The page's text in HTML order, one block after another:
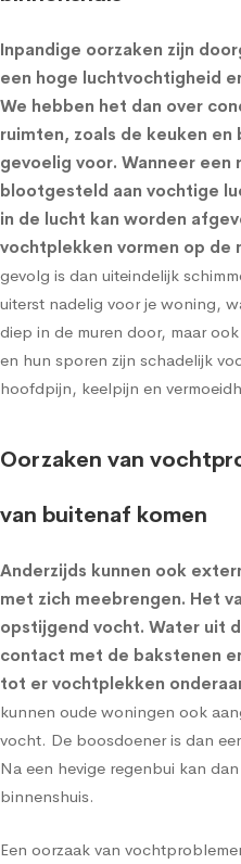
Inpandige oorzaken zijn
een hoge luchtvochtigheid
We hebben het dan over
ruimten, zoals de keuken en
gevoelig voor. Wanneer
blootgesteld aan vochtige
in de lucht kan worden
vochtplekken vormen op de
gevolg is dan uiteindelijk
uiterst nadelig voor je woning,
diep in de muren door, maar
en hun sporen zijn schadelijk
hoofdpijn, keelpijn en
Oorzaken van
van buitenaf komen
Anderzijds kunnen ook
met zich meebrengen. Het
opstijgend vocht. Water uit
contact met de bakstenen
tot er vochtplekken
kunnen oude woningen ook
vocht. De boosdoener is dan
Na een hevige regenbui kan
binnenshuis.
Een oorzaak van